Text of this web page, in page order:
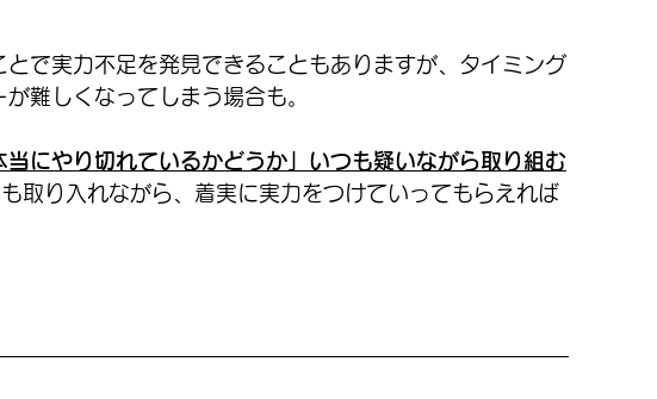
で実力不足を発見できることもありますが、タイミング
難しくなってしまう場合も。
にやり切れているかどうか」いつも疑いながら取り組む
も取り入れながら、着実に実力をつけていってもらえれば